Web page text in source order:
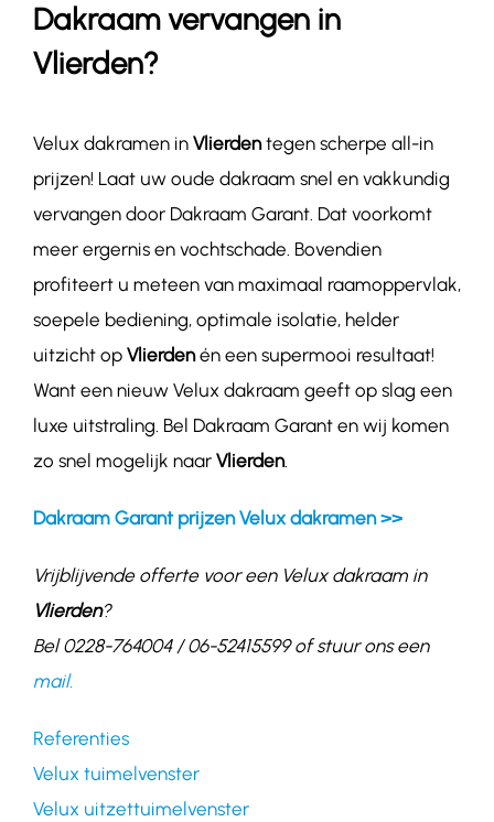
Dakraam vervangen in
Vlierden?
Velux dakramen in Vlierdentegen scherpe all-in
prijzen! Laat uw oude dakraam snel en vakkundig
vervangen door Dakraam Garant. Dat voorkomt
meer ergernis en vochtschade. Bovendien
profiteert u meteen van maximaal raamoppervlak,
soepele bediening, optimale isolatie, helder
uitzicht op Vlierdenén een supermooi resultaat!
Want een nieuw Velux dakraam geeft op slag een
luxe uitstraling. Bel Dakraam Garant en wij komen
zo snel mogelijk naar Vlierden.
Dakraam Garant prijzen Velux dakramen >>
Vrijblijvende offerte voor een Velux dakraam in
Vlierden?
Bel 0228-764004 / 06-52415599 of stuur ons een
mail.
Referenties
Velux tuimelvenster
Velux uitzettuimelvenster